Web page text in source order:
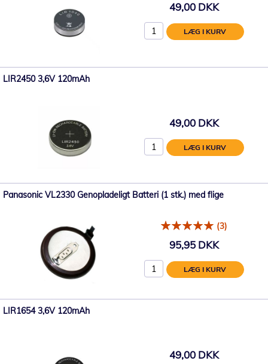
49,00 DKK
LÆG I KURV
LIR2450 3,6V 120mAh
49,00 DKK
LÆG I KURV
Panasonic VL2330 Genopladeligt Batteri (1 stk.) med flige
(3)
95,95 DKK
LÆG I KURV
LIR1654 3,6V 120mAh
49,00 DKK